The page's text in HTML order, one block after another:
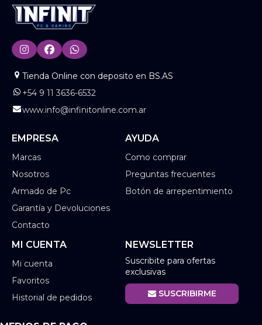
Tienda Online con deposito en BS.AS
+54 9 11 3636-6532
www.info@infinitonline.com.ar
EMPRESA
Marcas
Nosotros
Armado de Pc
Garantía y Devoluciones
Contacto
AYUDA
Como comprar
Preguntas frecuentes
Botón de arrepentimiento
MI CUENTA
Mi cuenta
Favoritos
Historial de pedidos
NEWSLETTER
Suscribite para ofertas
exclusivas
SUSCRIBIRME